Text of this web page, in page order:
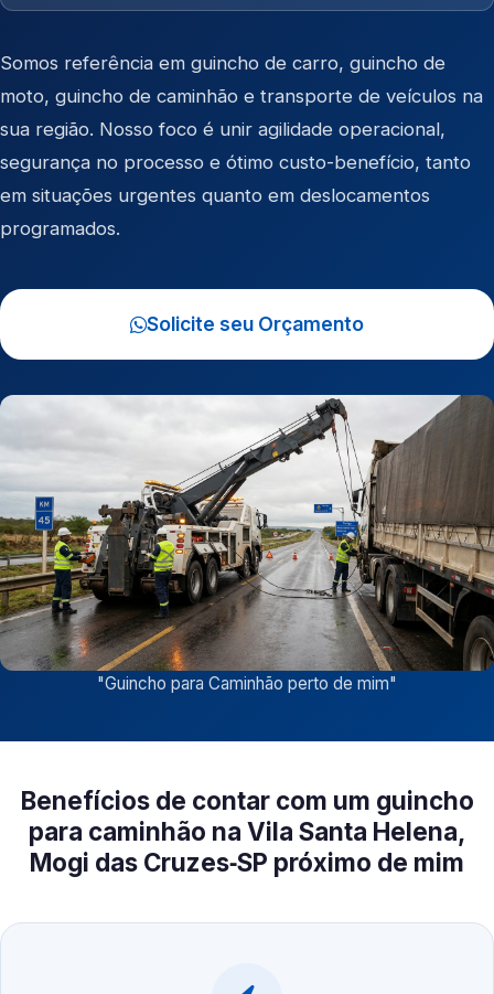
Somos referência em guincho de carro, guincho de
moto, guincho de caminhão e transporte de veículos na
sua região. Nosso foco é unir agilidade operacional,
segurança no processo e ótimo custo-benefício, tanto
em situações urgentes quanto em deslocamentos
programados.
Solicite seu Orçamento
"Guincho para Caminhão perto de mim"
Benefícios de contar com um guincho
para caminhão na Vila Santa Helena,
Mogi das Cruzes‑SP próximo de mim